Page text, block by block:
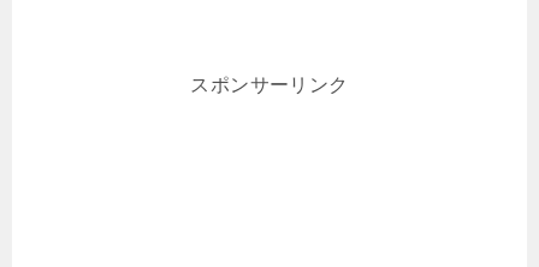
スポンサーリンク